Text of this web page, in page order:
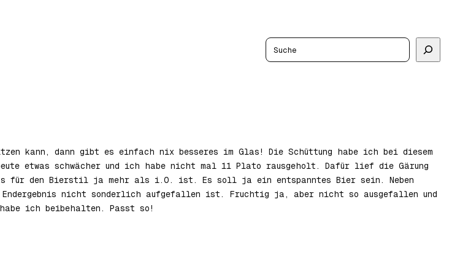
Suchen
kann, dann gibt es einfach nix besseres im Glas! Die Schüttung habe ich bei diesem
etwas schwächer und ich habe nicht mal 11 Plato rausgeholt. Dafür lief die Gärung
für den Bierstil ja mehr als i.O. ist. Es soll ja ein entspanntes Bier sein. Neben
nicht sonderlich aufgefallen ist. Fruchtig ja, aber nicht so ausgefallen und
ich beibehalten. Passt so!